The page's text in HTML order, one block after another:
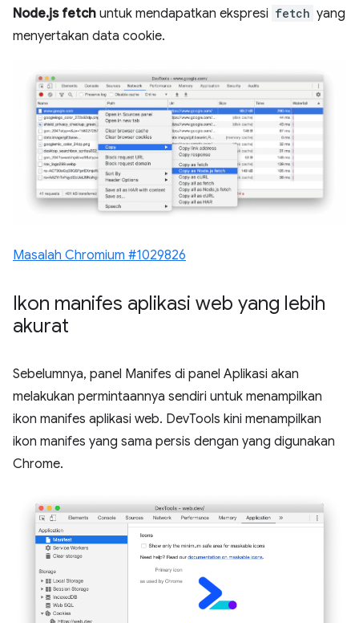
Node.js fetch untuk mendapatkan ekspresi fetch yang
menyertakan data cookie.
Masalah Chromium #1029826
Ikon manifes aplikasi web yang lebih
akurat
Sebelumnya, panel Manifes di panel Aplikasi akan
melakukan permintaannya sendiri untuk menampilkan
ikon manifes aplikasi web. DevTools kini menampilkan
ikon manifes yang sama persis dengan yang digunakan
Chrome.